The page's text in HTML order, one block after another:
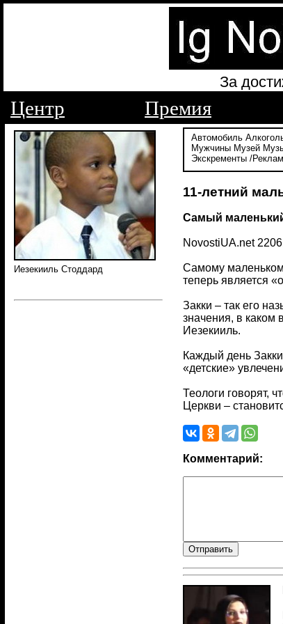
За
Центр Премия
Иезекииль Стоддард
Автомобиль
Мужчины Музей
Экскременты /
11-летний
Самый
NovostiUA.net
Самому
теперь является
Закки – так его
значения, в каком
Иезекииль.
Каждый день
«детские»
Теологи говорят,
Церкви –
Комментарий: